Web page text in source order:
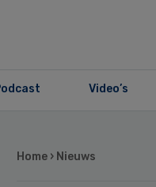
Video’s
Home › Nieuws